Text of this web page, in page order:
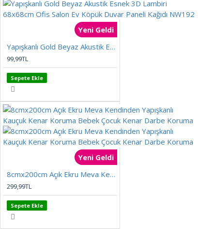
Yeni Geldi
Yapışkanlı Gold Beyaz Akustik Esnek 3D Lambiri 68x68cm Ofis Salon Ev Köpük Duvar Paneli Kağıdı NW192
99,99TL
Sepete Ekle
Yeni Geldi
8cmx200cm Açık Ekru Meva Kendinden Yapışkanlı Kauçuk Kenar Koruma Bebek Çocuk Kenar Darbe Koruma
299,99TL
Sepete Ekle